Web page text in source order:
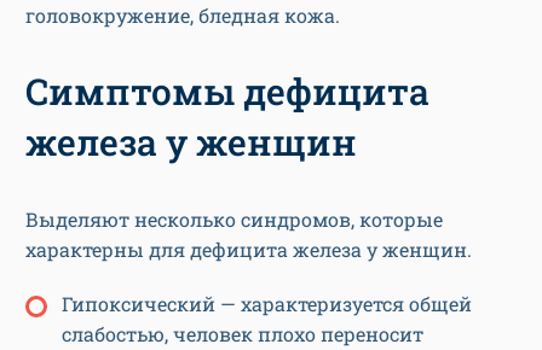
головокружение, бледная кожа.
Симптомы дефицита
железа у женщин
Выделяют несколько синдромов, которые
характерны для дефицита железа у женщин.
Гипоксический — характеризуется общей
слабостью, человек плохо переносит